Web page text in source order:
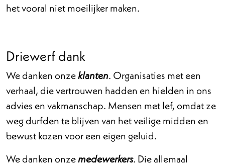
het vooral niet moeilijker maken.
Driewerf dank
We danken onzeklanten. Organisaties met een
verhaal, die vertrouwen hadden en hielden in ons
advies en vakmanschap. Mensen met lef, omdat ze
weg durfden te blijven van het veilige midden en
bewust kozen voor een eigen geluid.
We danken onzemedewerkers. Die allemaal